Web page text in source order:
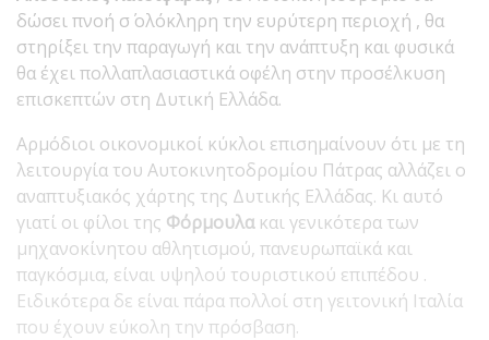
δώσει πνοή σ΄ ολόκληρη την ευρύτερη περιοχή , θα
στηρίξει την παραγωγή και την ανάπτυξη και φυσικά
θα έχει πολλαπλασιαστικά οφέλη στην προσέλκυση
επισκεπτών στη Δυτική Ελλάδα.
Αρμόδιοι οικονομικοί κύκλοι επισημαίνουν ότι με τη
λειτουργία του Αυτοκινητοδρομίου Πάτρας αλλάζει ο
αναπτυξιακός χάρτης της Δυτικής Ελλάδας. Κι αυτό
γιατί οι φίλοι της Φόρμουλα και γενικότερα των
μηχανοκίνητου αθλητισμού, πανευρωπαϊκά και
παγκόσμια, είναι υψηλού τουριστικού επιπέδου .
Ειδικότερα δε είναι πάρα πολλοί στη γειτονική Ιταλία
που έχουν εύκολη την πρόσβαση.